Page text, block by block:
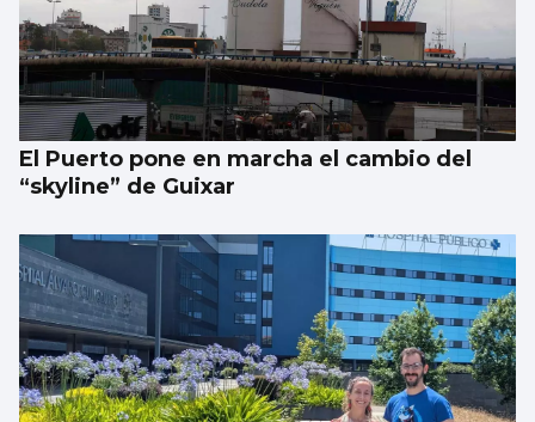
El Puerto pone en marcha el cambio del
“skyline” de Guixar